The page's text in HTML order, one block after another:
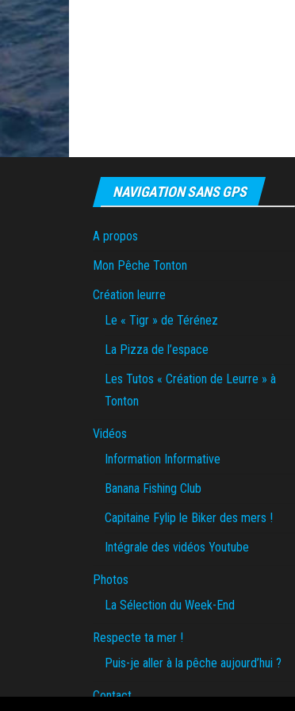
NAVIGATION SANS GPS
A propos
Mon Pêche Tonton
Création leurre
Le « Tigr » de Térénez
La Pizza de l’espace
Les Tutos « Création de Leurre » à
Tonton
Vidéos
Information Informative
Banana Fishing Club
Capitaine Fylip le Biker des mers !
Intégrale des vidéos Youtube
Photos
La Sélection du Week-End
Respecte ta mer !
Puis-je aller à la pêche aujourd’hui ?
Contact